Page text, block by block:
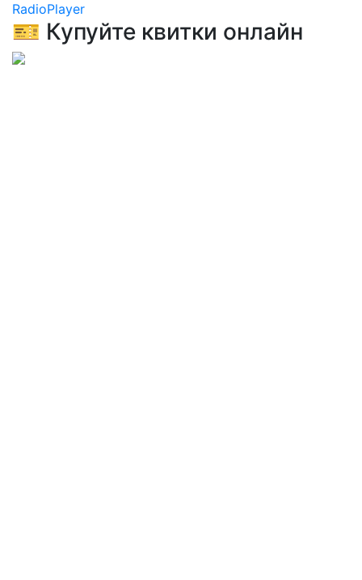
RadioPlayer
🎫 Купуйте квитки онлайн